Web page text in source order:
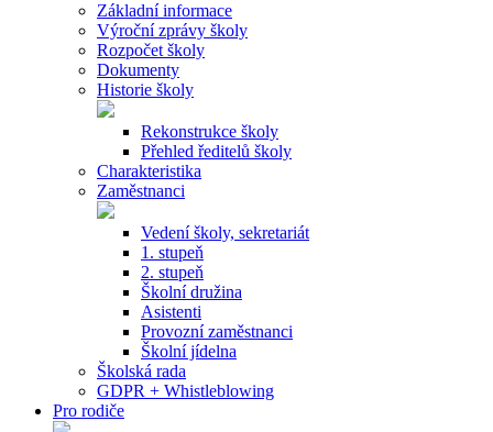
Základní informace
Výroční zprávy školy
Rozpočet školy
Dokumenty
Historie školy
Rekonstrukce školy
Přehled ředitelů školy
Charakteristika
Zaměstnanci
Vedení školy, sekretariát
1. stupeň
2. stupeň
Školní družina
Asistenti
Provozní zaměstnanci
Školní jídelna
Školská rada
GDPR + Whistleblowing
Pro rodiče